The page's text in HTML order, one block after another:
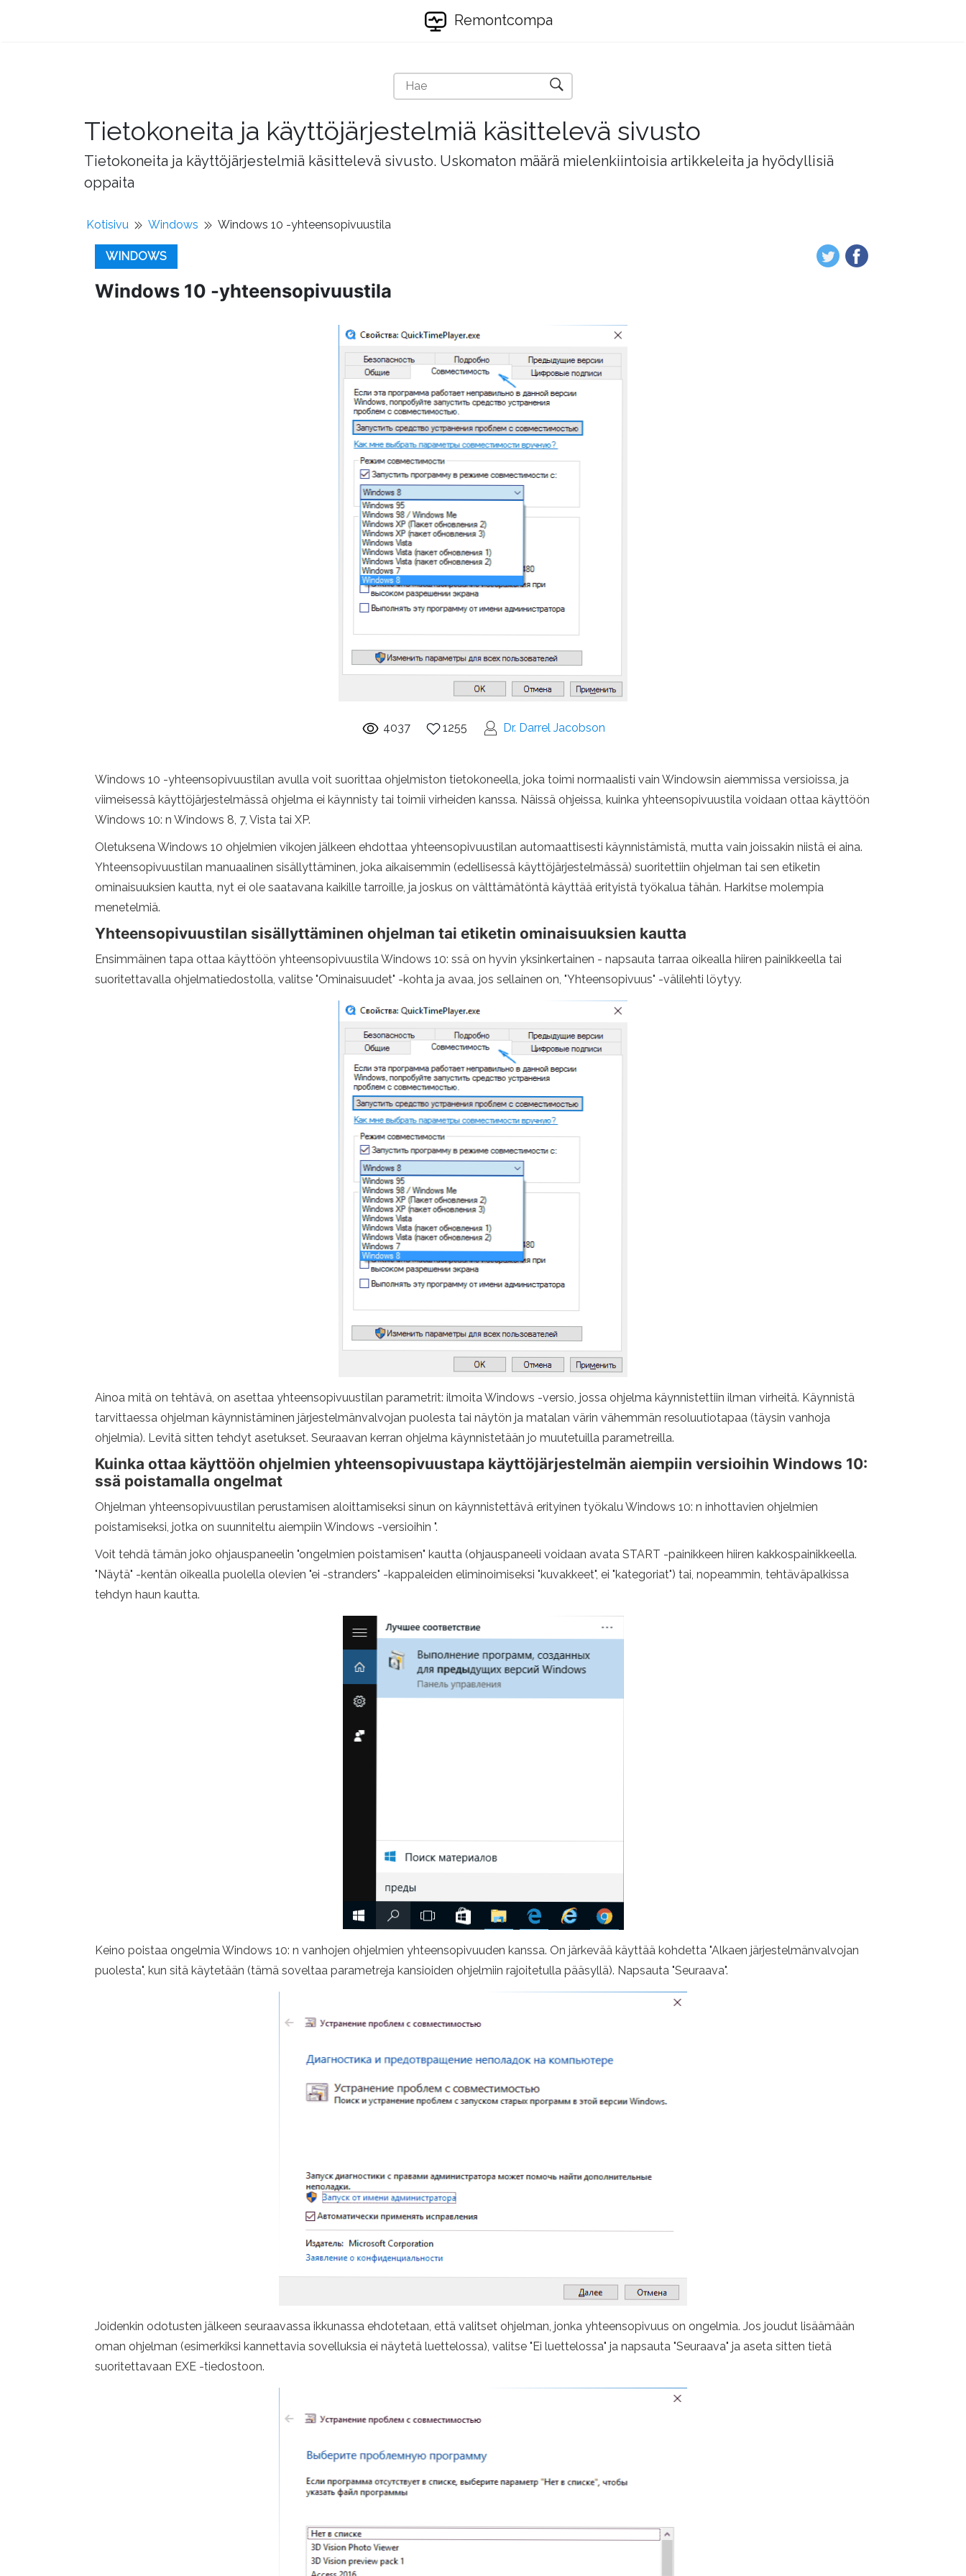
Remontcompa
Tietokoneita ja käyttöjärjestelmiä käsittelevä sivusto
Tietokoneita ja käyttöjärjestelmiä käsittelevä sivusto. Uskomaton määrä mielenkiintoisia artikkeleita ja hyödyllisiä
oppaita
Kotisivu Windows Windows 10 -yhteensopivuustila
WINDOWS
Windows 10 -yhteensopivuustila
4037 1255 Dr. Darrel Jacobson
Windows 10 -yhteensopivuustilan avulla voit suorittaa ohjelmiston tietokoneella, joka toimi normaalisti vain Windowsin aiemmissa versioissa, ja
viimeisessä käyttöjärjestelmässä ohjelma ei käynnisty tai toimii virheiden kanssa. Näissä ohjeissa, kuinka yhteensopivuustila voidaan ottaa käyttöön
Windows 10: n Windows 8, 7, Vista tai XP.
Oletuksena Windows 10 ohjelmien vikojen jälkeen ehdottaa yhteensopivuustilan automaattisesti käynnistämistä, mutta vain joissakin niistä ei aina.
Yhteensopivuustilan manuaalinen sisällyttäminen, joka aikaisemmin (edellisessä käyttöjärjestelmässä) suoritettiin ohjelman tai sen etiketin
ominaisuuksien kautta, nyt ei ole saatavana kaikille tarroille, ja joskus on välttämätöntä käyttää erityistä työkalua tähän. Harkitse molempia
menetelmiä.
Yhteensopivuustilan sisällyttäminen ohjelman tai etiketin ominaisuuksien kautta
Ensimmäinen tapa ottaa käyttöön yhteensopivuustila Windows 10: ssä on hyvin yksinkertainen - napsauta tarraa oikealla hiiren painikkeella tai
suoritettavalla ohjelmatiedostolla, valitse "Ominaisuudet" -kohta ja avaa, jos sellainen on, "Yhteensopivuus" -välilehti löytyy.
Ainoa mitä on tehtävä, on asettaa yhteensopivuustilan parametrit: ilmoita Windows -versio, jossa ohjelma käynnistettiin ilman virheitä. Käynnistä
tarvittaessa ohjelman käynnistäminen järjestelmänvalvojan puolesta tai näytön ja matalan värin vähemmän resoluutiotapaa (täysin vanhoja
ohjelmia). Levitä sitten tehdyt asetukset. Seuraavan kerran ohjelma käynnistetään jo muutetuilla parametreilla.
Kuinka ottaa käyttöön ohjelmien yhteensopivuustapa käyttöjärjestelmän aiempiin versioihin Windows 10:
ssä poistamalla ongelmat
Ohjelman yhteensopivuustilan perustamisen aloittamiseksi sinun on käynnistettävä erityinen työkalu Windows 10: n inhottavien ohjelmien
poistamiseksi, jotka on suunniteltu aiempiin Windows -versioihin ".
Voit tehdä tämän joko ohjauspaneelin "ongelmien poistamisen" kautta (ohjauspaneeli voidaan avata START -painikkeen hiiren kakkospainikkeella.
"Näytä" -kentän oikealla puolella olevien "ei -stranders" -kappaleiden eliminoimiseksi "kuvakkeet", ei "kategoriat") tai, nopeammin, tehtäväpalkissa
tehdyn haun kautta.
Keino poistaa ongelmia Windows 10: n vanhojen ohjelmien yhteensopivuuden kanssa. On järkevää käyttää kohdetta "Alkaen järjestelmänvalvojan
puolesta", kun sitä käytetään (tämä soveltaa parametreja kansioiden ohjelmiin rajoitetulla pääsyllä). Napsauta "Seuraava".
Joidenkin odotusten jälkeen seuraavassa ikkunassa ehdotetaan, että valitset ohjelman, jonka yhteensopivuus on ongelmia. Jos joudut lisäämään
oman ohjelman (esimerkiksi kannettavia sovelluksia ei näytetä luettelossa), valitse "Ei luettelossa" ja napsauta "Seuraava" ja aseta sitten tietä
suoritettavaan EXE -tiedostoon.